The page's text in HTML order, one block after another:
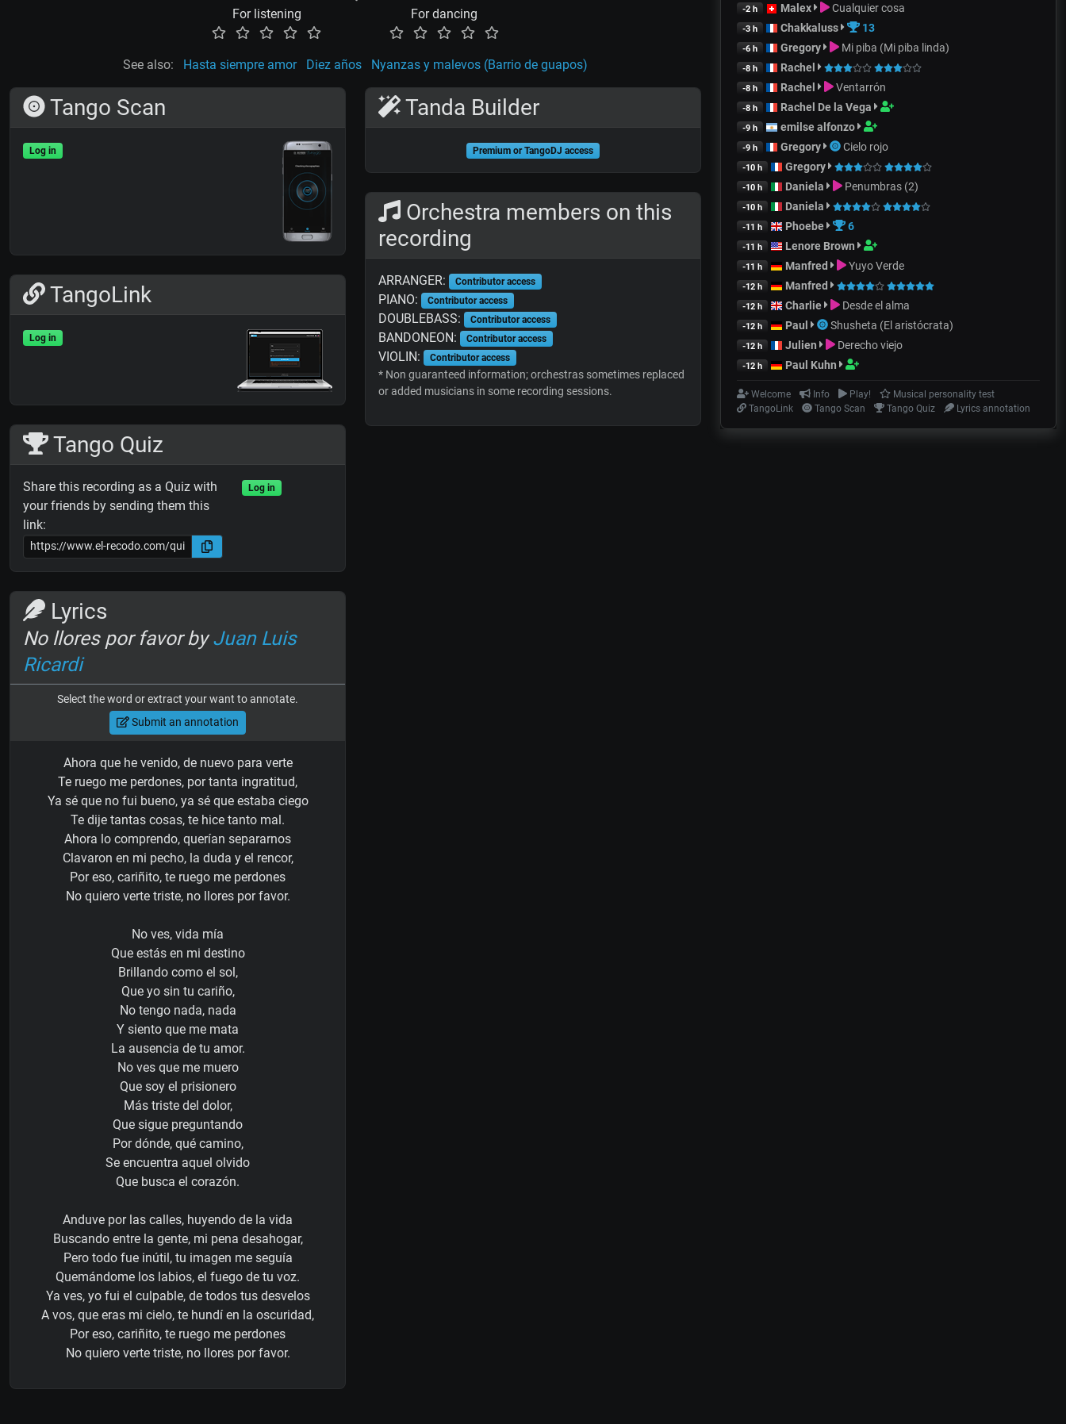
For listening For dancing
See also: Hasta siempre amor Diez años Nyanzas y malevos (Barrio de guapos)
Tango Scan
Log in
TangoLink
Log in
Tango Quiz
Share this recording as a Quiz with
your friends by sending them this
link:
Log in
Lyrics
No llores por favor byJuan Luis
Ricardi
Select the word or extract your want to annotate.
Submit an annotation
Ahora que he venido, de nuevo para verte
Te ruego me perdones, por tanta ingratitud,
Ya sé que no fui bueno, ya sé que estaba ciego
Te dije tantas cosas, te hice tanto mal.
Ahora lo comprendo, querían separarnos
Clavaron en mi pecho, la duda y el rencor,
Por eso, cariñito, te ruego me perdones
No quiero verte triste, no llores por favor.
No ves, vida mía
Que estás en mi destino
Brillando como el sol,
Que yo sin tu cariño,
No tengo nada, nada
Y siento que me mata
La ausencia de tu amor.
No ves que me muero
Que soy el prisionero
Más triste del dolor,
Que sigue preguntando
Por dónde, qué camino,
Se encuentra aquel olvido
Que busca el corazón.
Anduve por las calles, huyendo de la vida
Buscando entre la gente, mi pena desahogar,
Pero todo fue inútil, tu imagen me seguía
Quemándome los labios, el fuego de tu voz.
Ya ves, yo fui el culpable, de todos tus desvelos
A vos, que eras mi cielo, te hundí en la oscuridad,
Por eso, cariñito, te ruego me perdones
No quiero verte triste, no llores por favor.
Tanda Builder
Premium or TangoDJ access
Orchestra members on this
recording
ARRANGER: Contributor access
PIANO: Contributor access
DOUBLEBASS: Contributor access
BANDONEON: Contributor access
VIOLIN: Contributor access
* Non guaranteed information; orchestras sometimes replaced
or added musicians in some recording sessions.
-2 h Malex Cualquier cosa
-3 h Chakkaluss 13
-6 h Gregory Mi piba (Mi piba linda)
-8 h Rachel
-8 h Rachel Ventarrón
-8 h Rachel De la Vega
-9 h emilse alfonzo
-9 h Gregory Cielo rojo
-10 h Gregory
-10 h Daniela Penumbras (2)
-10 h Daniela
-11 h Phoebe 6
-11 h Lenore Brown
-11 h Manfred Yuyo Verde
-12 h Manfred
-12 h Charlie Desde el alma
-12 h Paul Shusheta (El aristócrata)
-12 h Julien Derecho viejo
-12 h Paul Kuhn
Welcome Info Play!
Musical personality test
TangoLink
Tango Scan Tango Quiz Lyrics annotation